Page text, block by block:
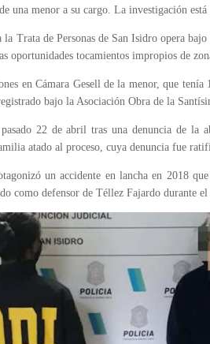
una menor a su cargo. La investigación
Trata de Personas de San Isidro opera
oportunidades tocamientos impropios de
en Cámara Gesell de la menor, que
bajo la Asociación Obra de la
22 de abril tras una denuncia de la
atado al proceso, cuya denuncia fue
un accidente en lancha en 2018
como defensor de Téllez Fajardo durante